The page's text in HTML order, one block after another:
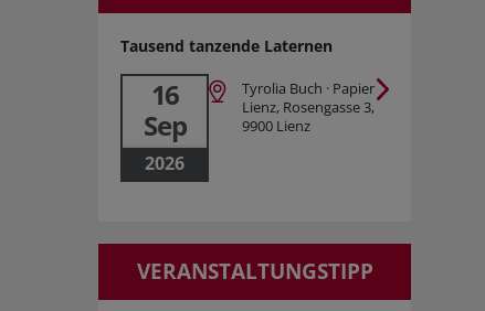
Tausend tanzende Laternen
16
Sep
2026
Tyrolia Buch · Papier
Lienz, Rosengasse 3,
9900 Lienz
VERANSTALTUNGSTIPP